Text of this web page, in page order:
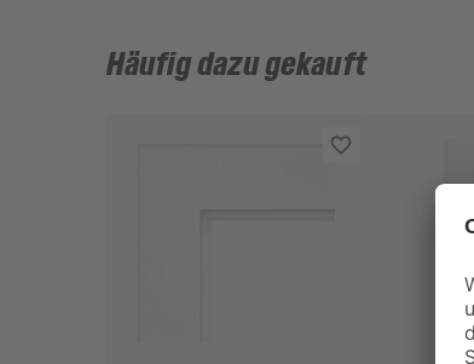
Häufig dazu gekauft